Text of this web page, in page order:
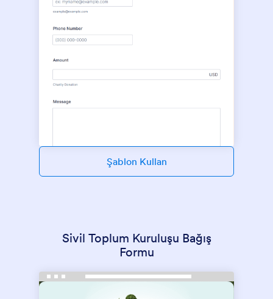
Şablon Kullan
Sivil Toplum Kuruluşu Bağış
Formu